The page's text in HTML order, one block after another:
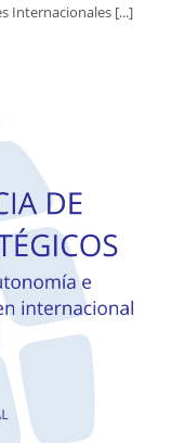
Internacionales [...]